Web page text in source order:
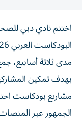
اختتم نادي دبي
مدى ثلاثة أسابيع،
بهدف تمكين
مشاريع بودكاست
الجمهور عبر